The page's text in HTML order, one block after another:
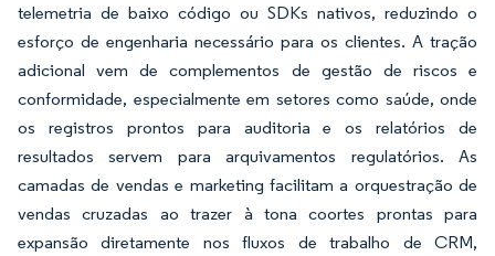
telemetria de baixo código ou SDKs nativos, reduzindo o
esforço de engenharia necessário para os clientes. A tração
adicional vem de complementos de gestão de riscos e
conformidade, especialmente em setores como saúde, onde
os registros prontos para auditoria e os relatórios de
resultados servem para arquivamentos regulatórios. As
camadas de vendas e marketing facilitam a orquestração de
vendas cruzadas ao trazer à tona coortes prontas para
expansão diretamente nos fluxos de trabalho de CRM,